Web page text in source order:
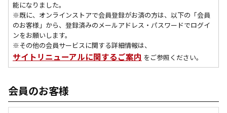
能になりました。
※既に、 オンラインストアで会員登録がお済の方は、以下の「会員
のお客様」から、登録済みのメールアドレス・パスワードでログイ
ンをお願いします。
※その他の会員サービスに関する詳細情報は、
サイトリニューアルに関するご案内 をご参照ください。
会員のお客様